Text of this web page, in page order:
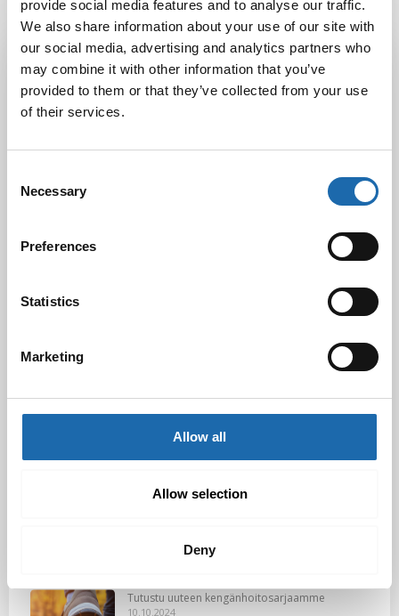
provide social media features and to analyse our traffic.
We also share information about your use of our site with
our social media, advertising and analytics partners who
may combine it with other information that you’ve
provided to them or that they’ve collected from your use
of their services.
Selection
Necessary
Preferences
Statistics
Marketing
Allow all
Allow selection
Deny
Latest Post
Black Friday & cyber Monday 2025!
28.11.2025
Nahkakalusteiden hoito Softcare aineilla
Tutustu uuteen kengänhoitosarjaamme
10.10.2024